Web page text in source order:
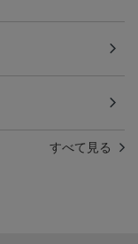
すべて見る